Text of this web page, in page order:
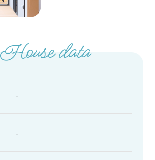
House data
-
-